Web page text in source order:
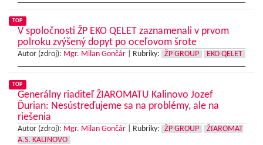
TOP
V spoločnosti ŽP EKO QELET zaznamenali v prvom
polroku zvýšený dopyt po oceľovom šrote
Autor (zdroj): Mgr. Milan Gončár Rubriky: ŽP GROUP EKO QELET
TOP
Generálny riaditeľ ŽIAROMATU Kalinovo Jozef
Ďurian: Nesústreďujeme sa na problémy, ale na
riešenia
Autor (zdroj): Mgr. Milan Gončár Rubriky: ŽP GROUP
ŽIAROMAT
A.S. KALINOVO